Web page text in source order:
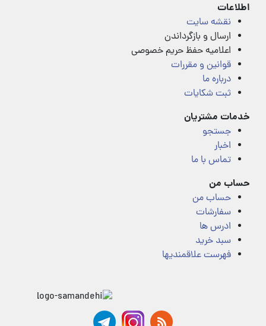
اطلاعات
نقشه سایت
ارسال و بازگرداندن
اعلامیه حفظ حریم خصوصی
قوانین و مقررات
درباره ما
ثبت شکایات
خدمات مشتریان
جستجو
اخبار
تماس با ما
حساب من
حساب من
سفارشات
ادرس ها
سبد خرید
فهرست علاقمندیها